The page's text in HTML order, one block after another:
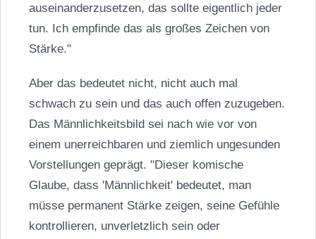
auseinanderzusetzen, das sollte eigentlich jeder
tun. Ich empfinde das als großes Zeichen von
Stärke."
Aber das bedeutet nicht, nicht auch mal
schwach zu sein und das auch offen zuzugeben.
Das Männlichkeitsbild sei nach wie vor von
einem unerreichbaren und ziemlich ungesunden
Vorstellungen geprägt. "Dieser komische
Glaube, dass 'Männlichkeit' bedeutet, man
müsse permanent Stärke zeigen, seine Gefühle
kontrollieren, unverletzlich sein oder